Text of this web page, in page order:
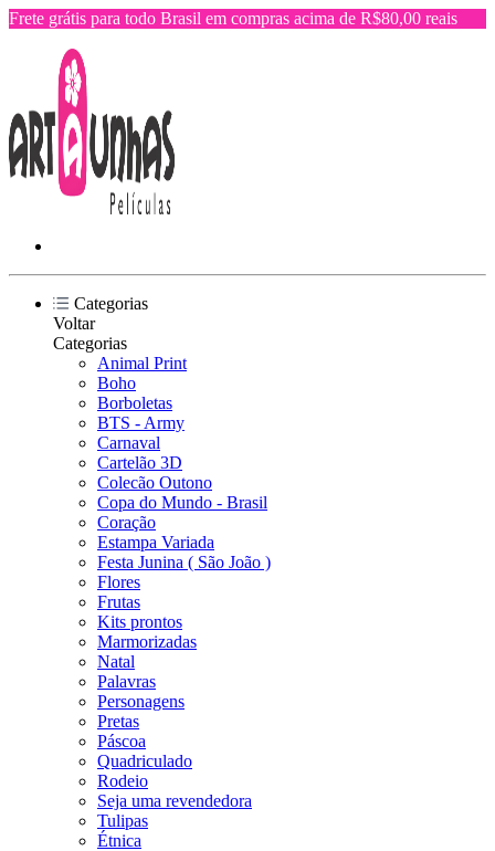
Frete grátis para todo Brasil em compras acima de R$80,00 reais
Categorias
Voltar
Categorias
Animal Print
Boho
Borboletas
BTS - Army
Carnaval
Cartelão 3D
Colecão Outono
Copa do Mundo - Brasil
Coração
Estampa Variada
Festa Junina ( São João )
Flores
Frutas
Kits prontos
Marmorizadas
Natal
Palavras
Personagens
Pretas
Páscoa
Quadriculado
Rodeio
Seja uma revendedora
Tulipas
Étnica